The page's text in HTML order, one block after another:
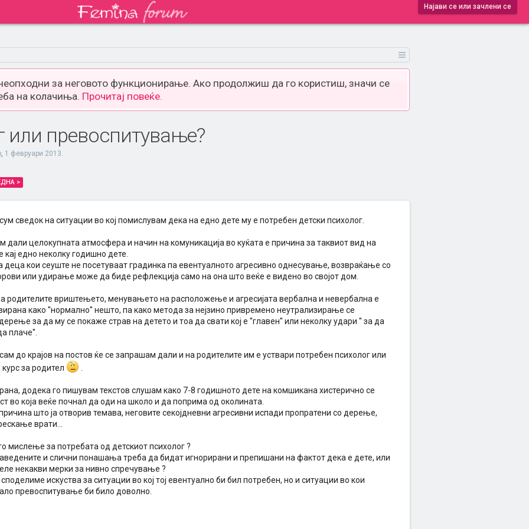
Најави се или зачлени се
за неговото функционирање. Ако продолжиш да го користиш, значи се
на колачиња. Прочитај повеќе.
или превоспитување?
, 1 февруари 2013.
>
сведок на ситуации во кој помислувам дека на едно дете му е потребен детски психолог.
дали целокупната атмосфера и начин на комуникација во куќата е причина за таквиот вид на
едно неколку годишно дете.
деца кои сеуште не посетуваат градинка па евентуалното агресивно однесување, возвраќање со
или удирање може да биде рефлекција само на она што веќе е видено во својот дом.
родителите вриштењето, менувањето на расположење и агресијата вербална и невербална е
како ''нормално'' нешто, па како метода за нејзино привремено неутрализирање се
за да му се покаже страв на детето и тоа да свати кој е ''главен'' или неколку удари '' за да
плаче''.
до крајов на постов ќе се запрашам дали и на родителите им е уствари потребен психолог или
за родител
додека го пишувам текстов слушам како 7-8 годишното дете на комшикана хистерично се
во која веќе почнал да оди на школо и да поприма од околината.
што ја отворив темава, неговите секојдневни агресивни испади пропратени со дерење,
врати...
мислење за потребата од детскиот психолог ?
и слични понашања треба да бидат игнорирани и препишани на фактот дека е дете, или
некакви мерки за нивно спречување ?
искуства за ситуации во кој тој евентуално би бил потребен, но и ситуации во кои
превоспитување би било доволно.